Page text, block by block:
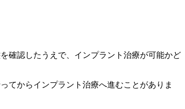
確認したうえで、インプラント治療が可能かど
てからインプラント治療へ進むことがありま